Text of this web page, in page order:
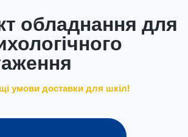
обладнання для
умови доставки для шкіл!